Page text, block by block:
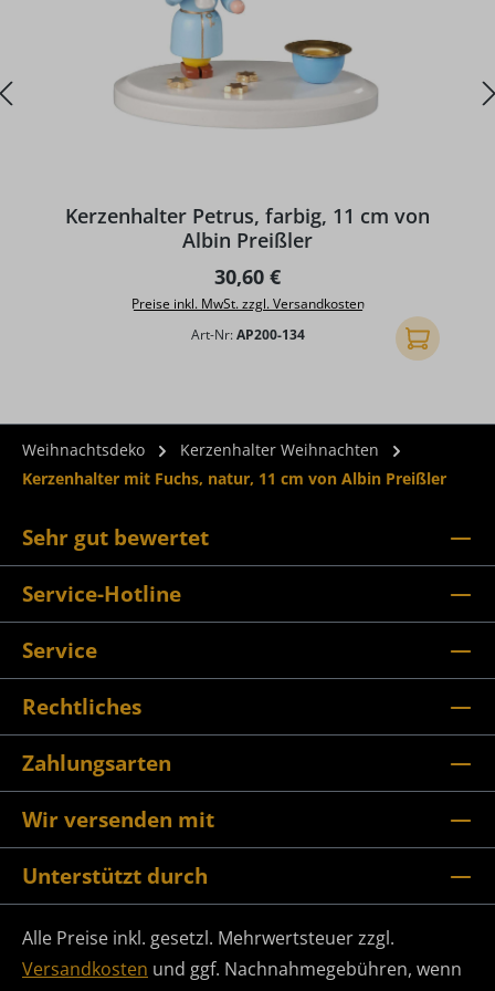
Kerzenhalter Petrus, farbig, 11 cm von
Albin Preißler
Regulärer Preis:
30,60 €
Preise inkl. MwSt. zzgl. Versandkosten
Art-Nr: AP200-134 In den
Weihnachtsdeko
Kerzenhalter Weihnachten
Kerzenhalter mit Fuchs, natur, 11 cm von Albin Preißler
Sehr gut bewertet
Service-Hotline
Service
Rechtliches
Zahlungsarten
Wir versenden mit
Unterstützt durch
Alle Preise inkl. gesetzl. Mehrwertsteuer zzgl.
Versandkosten und ggf. Nachnahmegebühren, wenn